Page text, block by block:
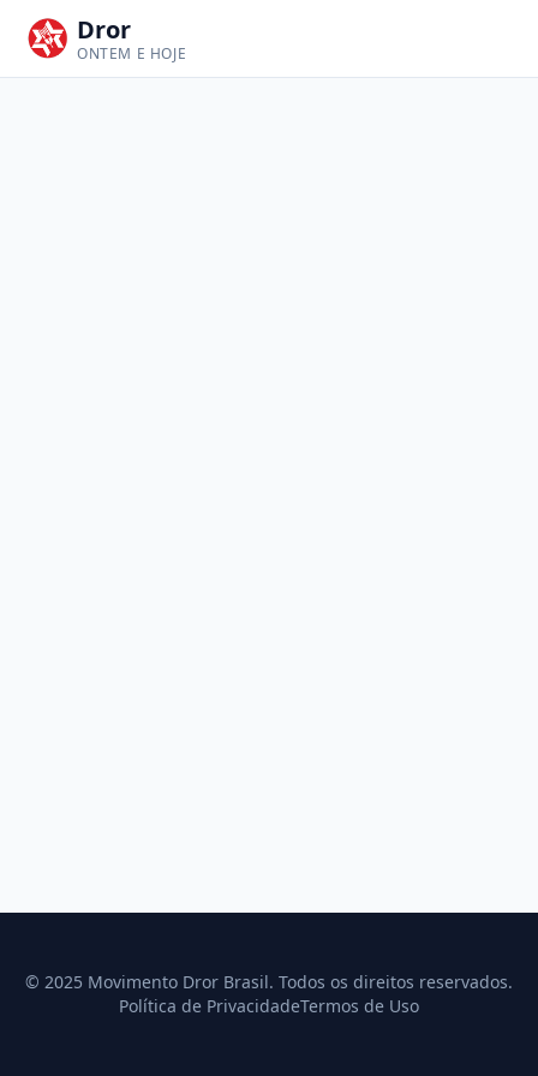
Dror
ONTEM E HOJE
© 2025 Movimento Dror Brasil. Todos os direitos reservados.
Política de PrivacidadeTermos de Uso